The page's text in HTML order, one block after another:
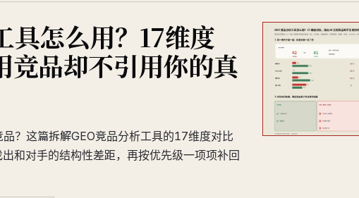
具怎么用？17维度
品却不引用你的真
？这篇拆解GEO竞品分析工具的17维度对比
和对手的结构性差距，再按优先级一项项补回